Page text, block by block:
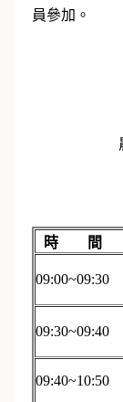
員參加。
日期：
地點：
時 間
09:00~09:30
09:30~09:40
09:40~10:50